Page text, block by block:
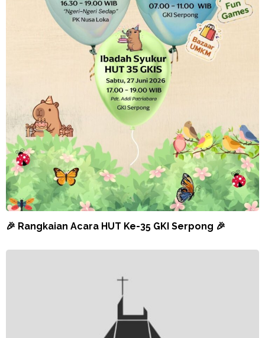
🎉 Rangkaian Acara HUT Ke-35 GKI Serpong 🎉